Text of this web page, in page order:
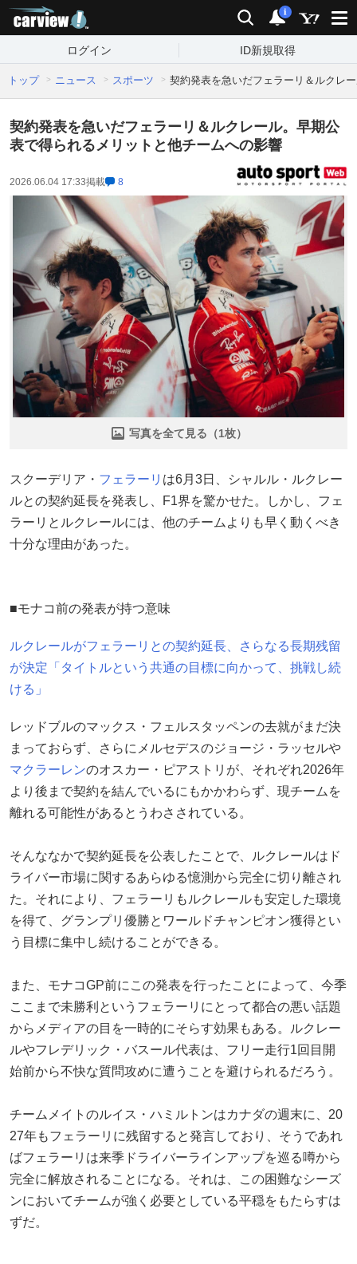
検索 通知
i
ログイン ID新規取得
トップ ニュース スポーツ 契約発表を急いだフェラーリ＆ルクレ
契約発表を急いだフェラーリ＆ルクレール。早期公
表で得られるメリットと他チームへの影響
2026.06.04 17:33掲載 8
写真を全て見る（1枚）
スクーデリア・ フェラーリ は6月3日、シャルル・ルクレー
ルとの契約延長を発表し、F1界を驚かせた。しかし、フェ
ラーリとルクレールには、他のチームよりも早く動くべき
十分な理由があった。
■モナコ前の発表が持つ意味
ルクレールがフェラーリとの契約延長、さらなる長期残留
が決定「タイトルという共通の目標に向かって、挑戦し続
ける」
レッドブルのマックス・フェルスタッペンの去就がまだ決
まっておらず、さらにメルセデスのジョージ・ラッセルや
マクラーレンのオスカー・ピアストリが、それぞれ2026年
より後まで契約を結んでいるにもかかわらず、現チームを
離れる可能性があるとうわさされている。
そんななかで契約延長を公表したことで、ルクレールはド
ライバー市場に関するあらゆる憶測から完全に切り離され
た。それにより、フェラーリもルクレールも安定した環境
を得て、グランプリ優勝とワールドチャンピオン獲得とい
う目標に集中し続けることができる。
また、モナコGP前にこの発表を行ったことによって、今季
ここまで未勝利というフェラーリにとって都合の悪い話題
からメディアの目を一時的にそらす効果もある。ルクレー
ルやフレデリック・バスール代表は、フリー走行1回目開
始前から不快な質問攻めに遭うことを避けられるだろう。
チームメイトのルイス・ハミルトンはカナダの週末に、20
27年もフェラーリに残留すると発言しており、そうであれ
ばフェラーリは来季ドライバーラインアップを巡る噂から
完全に解放されることになる。それは、この困難なシーズ
ンにおいてチームが強く必要としている平穏をもたらすは
ずだ。